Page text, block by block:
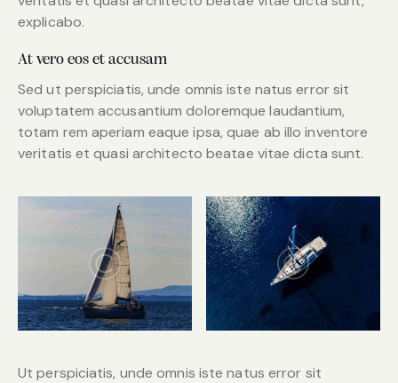
explicabo.
At vero eos et accusam
Sed ut perspiciatis, unde omnis iste natus error sit
voluptatem accusantium doloremque laudantium,
totam rem aperiam eaque ipsa, quae ab illo inventore
veritatis et quasi architecto beatae vitae dicta sunt.
Ut perspiciatis, unde omnis iste natus error sit